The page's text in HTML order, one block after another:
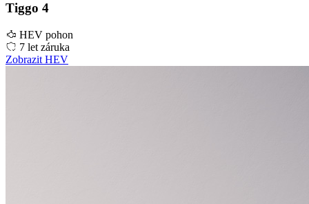
Tiggo 4
HEV pohon
7 let záruka
Zobrazit HEV